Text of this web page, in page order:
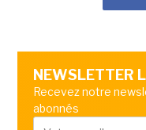
NEWSLETTER
Recevez notre
abonnés